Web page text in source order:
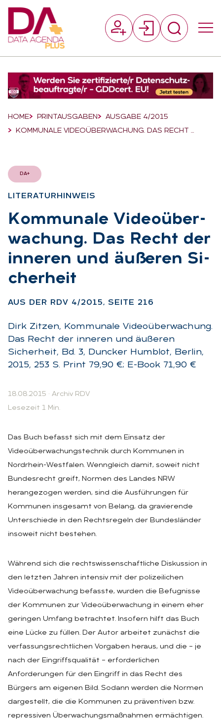
Breadcrumb-Navigation
HOME PRINTAUSGABEN
AUSGABE 4/2015
KOMMUNALE VIDEOÜBERWACHUNG. DAS RECHT …
DA+
LI­TE­RA­TUR­HIN­WEIS
:Kom­mu­na­le Vi­deo­über­
wa­chung. Das Recht der
in­ne­ren und äu­ße­ren Si­
cher­heit
AUS DER RDV 4/2015, SEI­TE 216
Dirk Zitzen, Kommunale Videoüberwachung.
Das Recht der inneren und äußeren
Sicherheit, Bd. 3, Duncker Humblot, Berlin,
2015, 253 S. Print 79,90 €; E-Book 71,90 €
18.08.2015 · Archiv RDV
Lesezeit 1 Min.
Das Buch befasst sich mit dem Einsatz der
Videoüberwachungstechnik durch Kommunen in
Nordrhein-Westfalen. Wenngleich damit, soweit nicht
Bundesrecht greift, Normen des Landes NRW
herangezogen werden, sind die Ausführungen für
Kommunen insgesamt von Belang, da gravierende
Unterschiede in den Rechtsregeln der Bundesländer
insoweit nicht bestehen.
Während sich die rechtswissenschaftliche Diskussion in
den letzten Jahren intensiv mit der polizeilichen
Videoüberwachung befasste, wurden die Befugnisse
der Kommunen zur Videoüberwachung in einem eher
geringen Umfang betrachtet. Insofern hilft das Buch
eine Lücke zu füllen. Der Autor arbeitet zunächst die
verfassungsrechtlichen Vorgaben heraus, und die – je
nach der Eingriffsqualität – erforderlichen
Anforderungen für den Eingriff in das Recht des
Bürgers am eigenen Bild. Sodann werden die Normen
dargestellt, die die Kommunen zu präventiven bzw.
repressiven Überwachungsmaßnahmen ermächtigen.